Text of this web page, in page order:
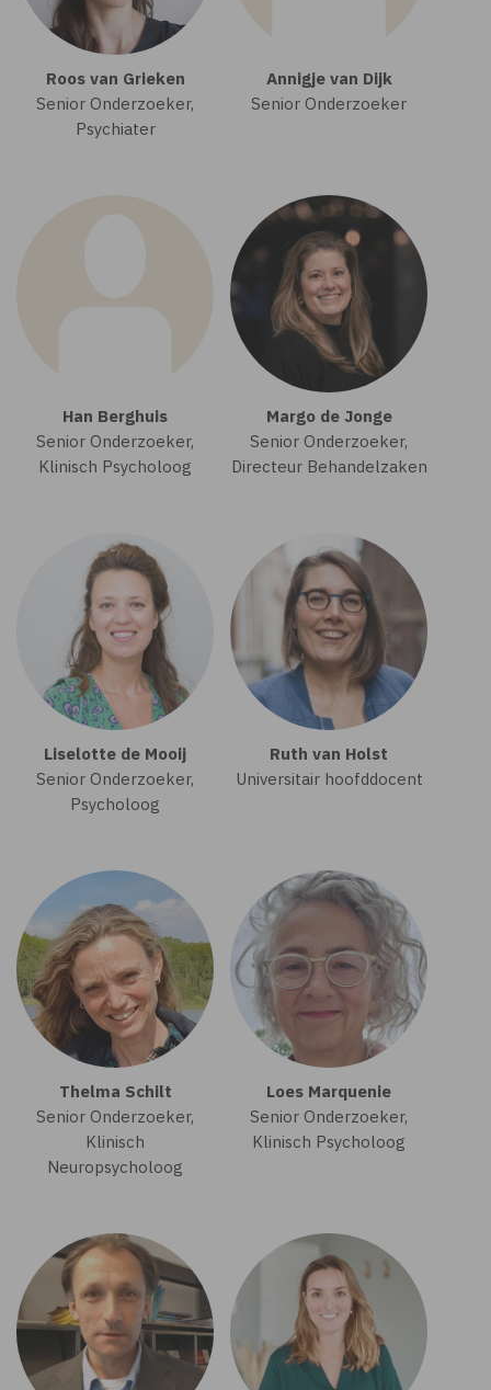
Roos van Grieken
Senior Onderzoeker,
Psychiater
Annigje van Dijk
Senior Onderzoeker
Han Berghuis
Senior Onderzoeker,
Klinisch Psycholoog
Margo de Jonge
Senior Onderzoeker,
Directeur Behandelzaken
Liselotte de Mooij
Senior Onderzoeker,
Psycholoog
Ruth van Holst
Universitair hoofddocent
Thelma Schilt
Senior Onderzoeker,
Klinisch
Neuropsycholoog
Loes Marquenie
Senior Onderzoeker,
Klinisch Psycholoog